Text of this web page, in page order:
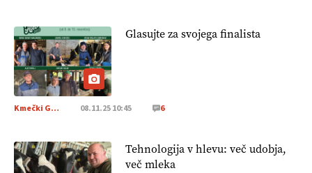
Glasujte za svojega finalista
Kmečki Glas 08.11.25 10:45 6
Tehnologija v hlevu: več udobja,
več mleka